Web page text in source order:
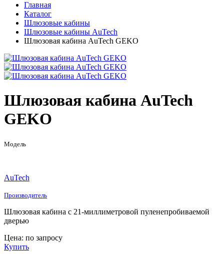
Главная
Каталог
Шлюзовые кабины
Шлюзовые кабины AuTech
Шлюзовая кабина AuTech GEKO
Шлюзовая кабина AuTech
GEKO
Модель
AuTech
Производитель
Шлюзовая кабина с 21-миллиметровой пуленепробиваемой
дверью
Цена: по запросу
Купить